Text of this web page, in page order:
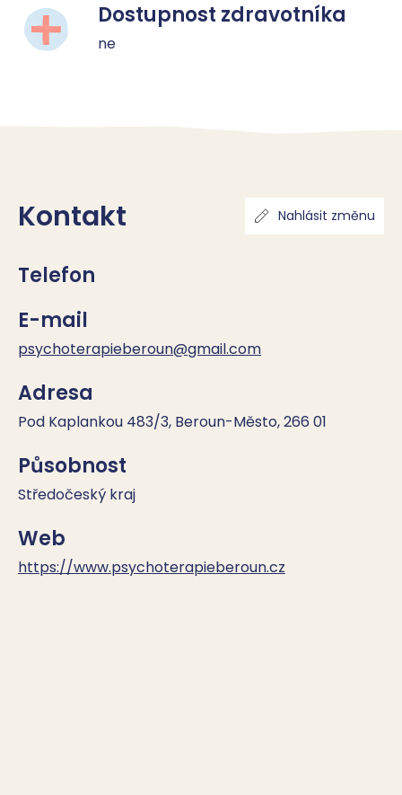
Dostupnost zdravotníka
ne
Kontakt Nahlásit změnu
Telefon
E-mail
psychoterapieberoun@gmail.com
Adresa
Pod Kaplankou 483/3, Beroun-Město, 266 01
Působnost
Středočeský kraj
Web
https://www.psychoterapieberoun.cz